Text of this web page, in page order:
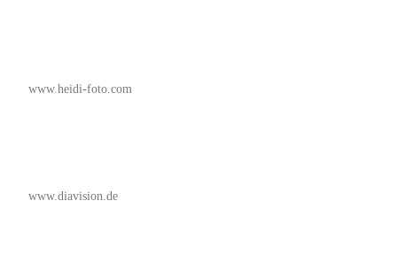
www.heidi-foto.com
www.diavision.de